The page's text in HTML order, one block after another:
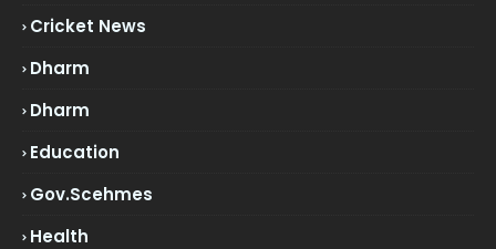
Cricket News
Dharm
Dharm
Education
Gov.scehmes
Health